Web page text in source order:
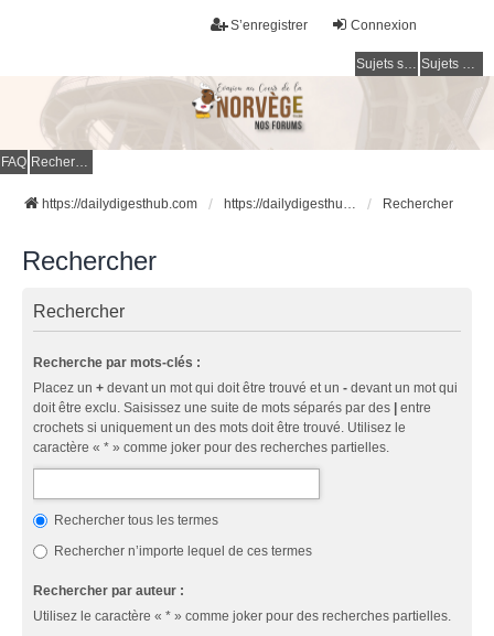
Connexion
S’enregistrer
Sujets sans réponse Sujets actifs
FAQ Rechercher
https://dailydigesthub.com https://dailydigesthub.com Rechercher
Rechercher
Rechercher
Recherche par mots-clés :
Placez un + devant un mot qui doit être trouvé et un - devant un mot qui
doit être exclu. Saisissez une suite de mots séparés par des
entre
crochets si uniquement un des mots doit être trouvé. Utilisez le
caractère « * » comme joker pour des recherches partielles.
Rechercher tous les termes
Rechercher n’importe lequel de ces termes
Rechercher par auteur :
Utilisez le caractère « * » comme joker pour des recherches partielles.